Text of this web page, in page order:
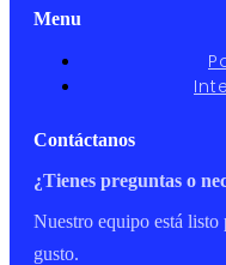
Menu
Contáctanos
¿Tienes preguntas o
Nuestro equipo está listo
gusto.